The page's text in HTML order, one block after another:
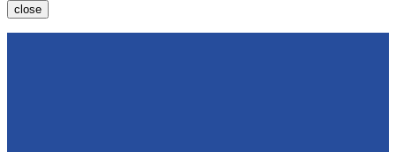
close